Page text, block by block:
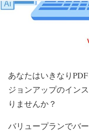
あなたはいきなり
ジョンアップのイン
りませんか？
バリュープランでバ